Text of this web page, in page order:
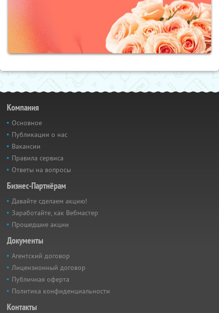
Компания
Основное
Публикации о нас
Вакансии
Правила сервиса
Ответы на вопросы
Бизнес-Партнёрам
Давайте сделаем акцию!
Заработайте, как Вебмастер
Прошедшие акции
Документы
Агентский договор
Лицензионный договор
Публичная оферта
Политика конфиденциальности
Контакты